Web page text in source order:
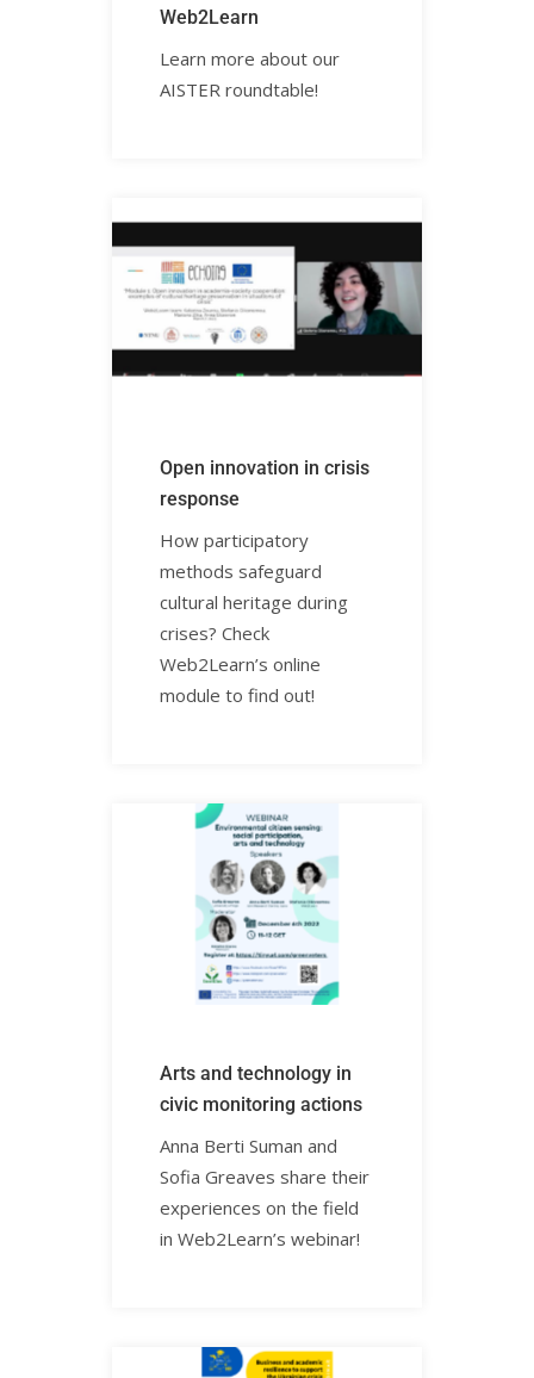
Web2Learn
Learn more about our
AISTER roundtable!
Open innovation in crisis
responseㅤㅤ
How participatory
methods safeguard
cultural heritage during
crises? Check
Web2Learn’s online
module to find out!ㅤㅤㅤ
Arts and technology in
civic monitoring actionsㅤㅤ
Anna Berti Suman and
Sofia Greaves share their
experiences on the field
in Web2Learn’s webinar!ㅤㅤㅤㅤㅤㅤㅤㅤㅤㅤㅤ